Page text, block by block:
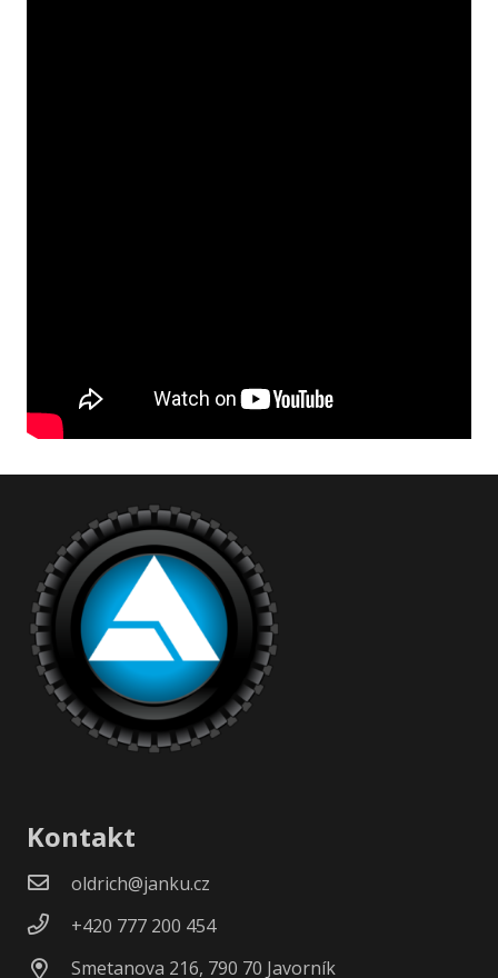
Kontakt
oldrich@janku.cz
+420 777 200 454
Smetanova 216, 790 70 Javorník